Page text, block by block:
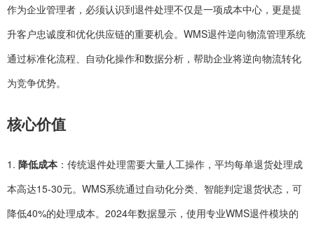
作为企业管理者，必须认识到退件处理不仅是一项成本中心，更是提
升客户忠诚度和优化供应链的重要机会。WMS退件逆向物流管理系统
通过标准化流程、自动化操作和数据分析，帮助企业将逆向物流转化
为竞争优势。
核心价值
1. 降低成本 ：传统退件处理需要大量人工操作，平均每单退货处理成
本高达15-30元。WMS系统通过自动化分类、智能判定退货状态，可
降低40%的处理成本。2024年数据显示，使用专业WMS退件模块的